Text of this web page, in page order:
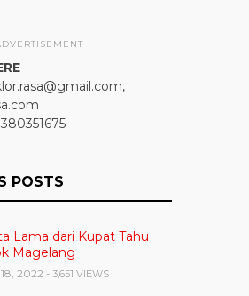
POSTS
Lama dari Kupat Tahu
Magelang
2022 - 3,651 VIEWS